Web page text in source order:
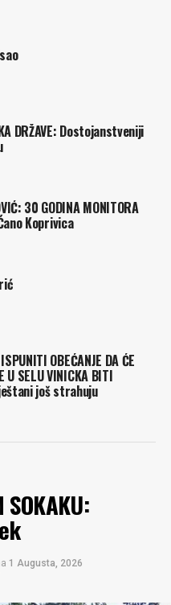
DRŽAVE: Dostojanstveniji
30 GODINA MONITORA
Koprivica
OBEĆANJE DA ĆE
U SELU VINICKA BITI
još strahuju
SOKAKU:
1 Augusta, 2026